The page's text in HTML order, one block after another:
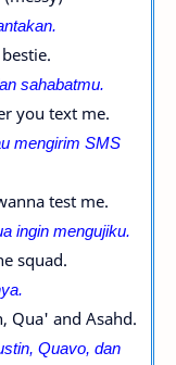
sahabatmu.
you text me.
mengirim SMS
test me.
ingin mengujiku.
squad.
Qua' and Asahd.
Quavo, dan